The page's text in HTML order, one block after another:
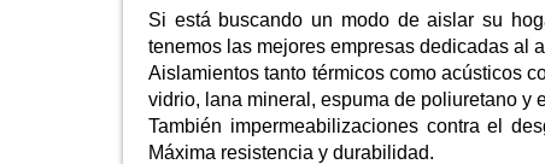
Si está buscando un modo de aislar su
tenemos las mejores empresas dedicadas al
Aislamientos tanto térmicos como acústicos
vidrio, lana mineral, espuma de poliuretano y
También impermeabilizaciones contra el
Máxima resistencia y durabilidad.